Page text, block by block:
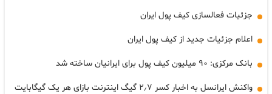
جزئیات فعالسازی کیف پول ایران
اعلام جزئیات جدید از کیف پول ایران
بانک مرکزی: ۹۰ میلیون کیف پول برای ایرانیان ساخته شد
واکنش ایرانسل به اخبار کسر ۲٫۷ گیگ اینترنت بازای هر یک گیگابایت